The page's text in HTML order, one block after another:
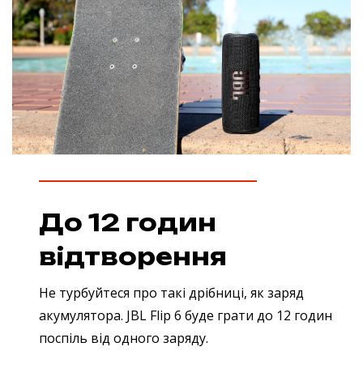
До 12 годин
відтворення
Не турбуйтеся про такі дрібниці, як заряд
акумулятора. JBL Flip 6 буде грати до 12 годин
поспіль від одного заряду.